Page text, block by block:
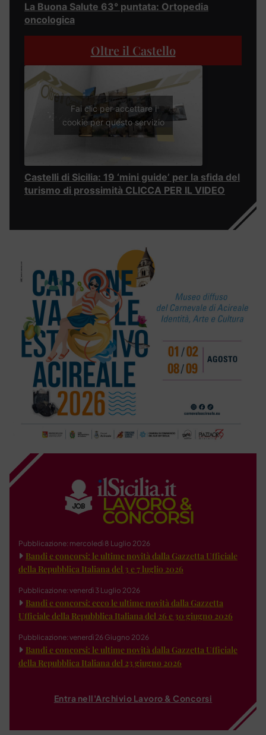
La Buona Salute 63° puntata: Ortopedia
oncologica
Oltre il Castello
Fai clic per accettare i
cookie per questo servizio
Castelli di Sicilia: 19 ‘mini guide’ per la sfida del
turismo di prossimità CLICCA PER IL VIDEO
Pubblicazione: mercoledì 8 Luglio 2026
Bandi e concorsi: le ultime novità dalla Gazzetta Ufficiale
della Repubblica Italiana del 3 e 7 luglio 2026
Pubblicazione: venerdì 3 Luglio 2026
Bandi e concorsi: ecco le ultime novità dalla Gazzetta
Ufficiale della Repubblica Italiana del 26 e 30 giugno 2026
Pubblicazione: venerdì 26 Giugno 2026
Bandi e concorsi: le ultime novità dalla Gazzetta Ufficiale
della Repubblica Italiana del 23 giugno 2026
Entra nell'Archivio Lavoro & Concorsi